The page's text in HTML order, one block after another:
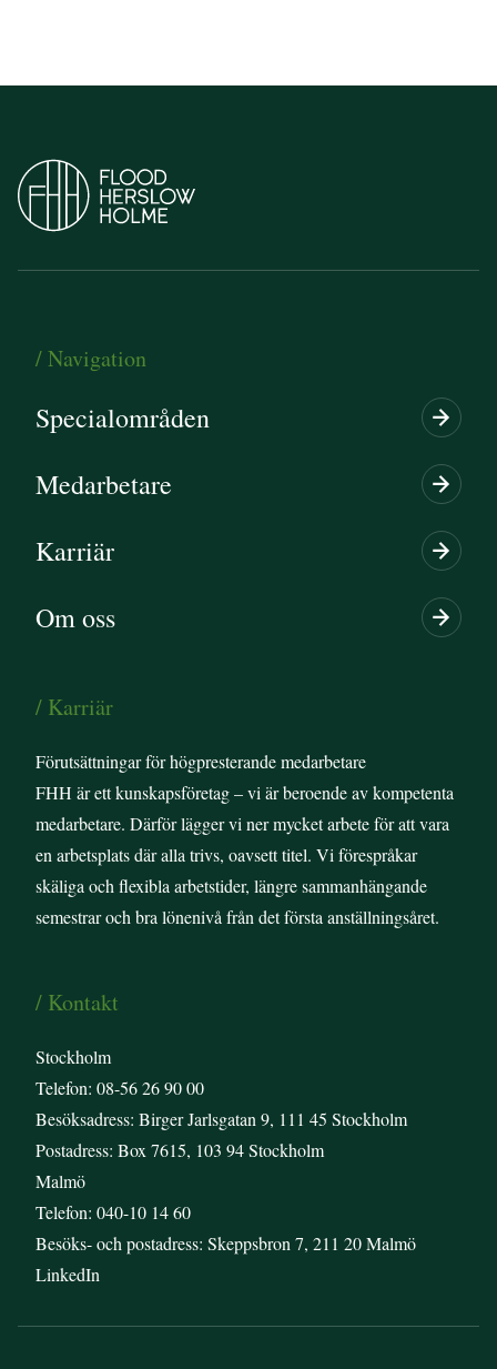
/ Navigation
Specialområden
Medarbetare
Karriär
Om oss
/ Karriär
Förutsättningar för högpresterande medarbetare
FHH är ett kunskapsföretag – vi är beroende av kompetenta
medarbetare. Därför lägger vi ner mycket arbete för att vara
en arbetsplats där alla trivs, oavsett titel. Vi förespråkar
skäliga och flexibla arbetstider, längre sammanhängande
semestrar och bra lönenivå från det första anställningsåret.
/ Kontakt
Stockholm
Telefon: 08-56 26 90 00
Besöksadress: Birger Jarlsgatan 9, 111 45 Stockholm
Postadress: Box 7615, 103 94 Stockholm
Malmö
Telefon: 040-10 14 60
Besöks- och postadress: Skeppsbron 7, 211 20 Malmö
LinkedIn